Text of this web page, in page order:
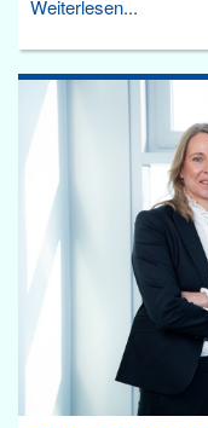
Weiterlesen...